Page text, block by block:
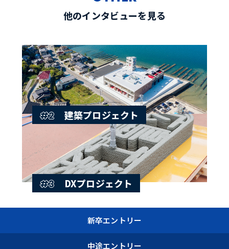
他のインタビューを見る
#2 建築プロジェクト
#3 DXプロジェクト
新卒エントリー
中途エントリー